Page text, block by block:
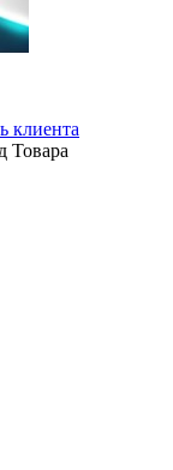
клиента
Товара